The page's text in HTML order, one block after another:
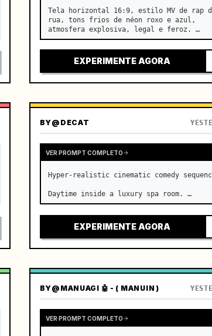
Tela horizontal 16:9, estilo MV de rap
rua, tons frios de néon roxo e azul,
atmosfera explosiva, legal e feroz. …
EXPERIMENTE AGORA
BY@DECAT
VER PROMPT COMPLETO
Hyper-realistic cinematic comedy
Daytime inside a luxury spa room. …
EXPERIMENTE AGORA
BY@MANUAGI 🤖 - ( MANUIN )
VER PROMPT COMPLETO